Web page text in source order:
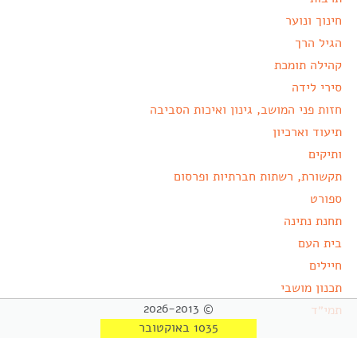
חינוך ונוער
הגיל הרך
קהילה תומכת
סירי לידה
חזות פני המושב, גינון ואיכות הסביבה
תיעוד וארכיון
ותיקים
תקשורת, רשתות חברתיות ופרסום
ספורט
תחנת נתינה
בית העם
חיילים
תכנון מושבי
תמי״ד
© 2026-2013
1035 באוקטובר